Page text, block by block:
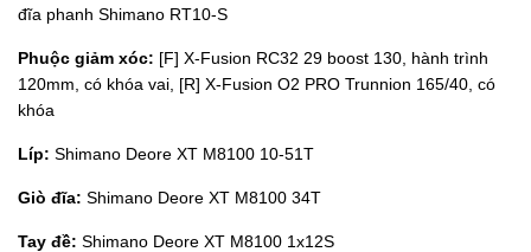
đĩa phanh Shimano RT10-S
Phuộc giảm xóc: [F] X-Fusion RC32 29 boost 130, hành trình
120mm, có khóa vai, [R] X-Fusion O2 PRO Trunnion 165/40, có
khóa
Líp: Shimano Deore XT M8100 10-51T
Giò đĩa: Shimano Deore XT M8100 34T
Tay đề: Shimano Deore XT M8100 1x12S